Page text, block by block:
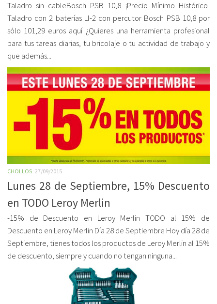
Taladro sin cableBosch PSB 10,8 ¡Precio Mínimo Histórico!
Taladro con 2 baterías LI-2 con percutor Bosch PSB 10,8 por
sólo 101,29 euros aquí ¿Quieres una herramienta profesional
para tus tareas diarias, tu bricolaje o tu actividad de trabajo y
que además...
CHOLLOS 27/09/2015
Lunes 28 de Septiembre, 15% Descuento
en TODO Leroy Merlin
-15% de Descuento en Leroy Merlin TODO al 15% de
Descuento en Leroy Merlin Día 28 de Septiembre Hoy día 28 de
Septiembre, tienes todos los productos de Leroy Merlin al 15%
de descuento, siempre y cuando no tengan ninguna...